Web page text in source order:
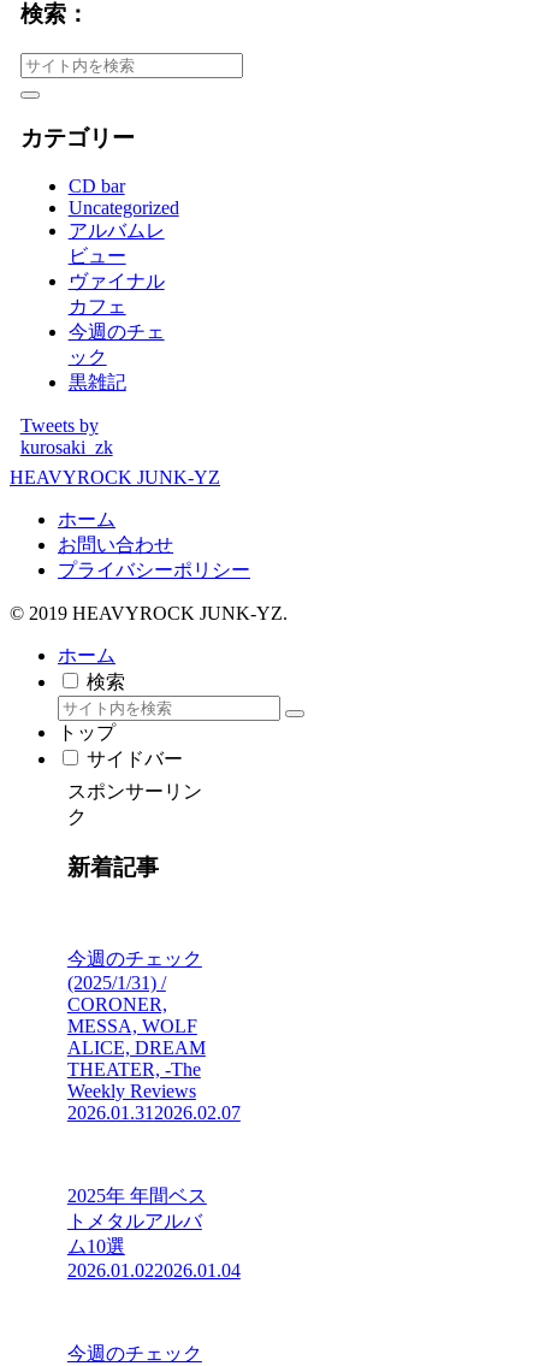
検索：
カテゴリー
CD bar
Uncategorized
アルバムレ
ビュー
ヴァイナル
カフェ
今週のチェ
ック
黒雑記
Tweets by
kurosaki_zk
HEAVYROCK JUNK-YZ
ホーム
お問い合わせ
プライバシーポリシー
© 2019 HEAVYROCK JUNK-YZ.
ホーム
検索
トップ
サイドバー
スポンサーリン
ク
新着記事
今週のチェック
(2025/1/31) /
CORONER,
MESSA, WOLF
ALICE, DREAM
THEATER, -The
Weekly Reviews
2026.01.31 2026.02.07
2025年 年間ベス
トメタルアルバ
ム10選
2026.01.022026.01.04
今週のチェック